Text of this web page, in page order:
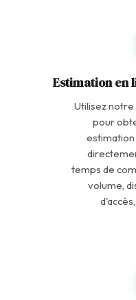
Estimation en
Utilisez notre
pour
temps de
volume,